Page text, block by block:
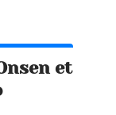
et